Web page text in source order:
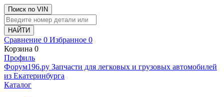
Поиск по VIN
Сравнение 0 Избранное 0
Корзина 0
Профиль
Фoрум196.ру Запчасти для легковых и грузовых автомобилей
из Екатеринбурга
Каталог